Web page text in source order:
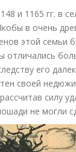
и 1165 гг. в
в очень
этой
отличались
его
своей
силу
не могли